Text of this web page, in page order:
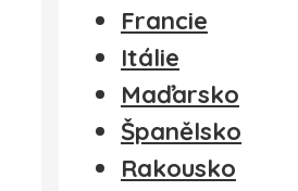
Francie
Itálie
Maďarsko
Španělsko
Rakousko